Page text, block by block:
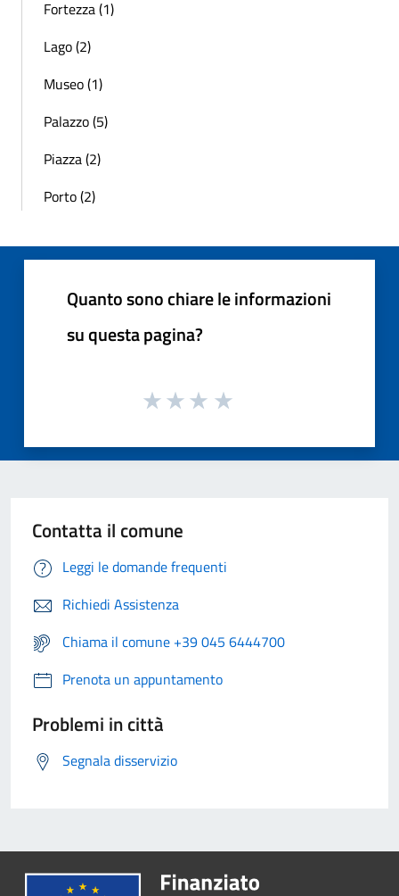
Fortezza (1)
Lago (2)
Museo (1)
Palazzo (5)
Piazza (2)
Porto (2)
Quanto sono chiare le informazioni
su questa pagina?
Contatta il comune
Leggi le domande frequenti
Richiedi Assistenza
Chiama il comune +39 045 6444700
Prenota un appuntamento
Problemi in città
Segnala disservizio